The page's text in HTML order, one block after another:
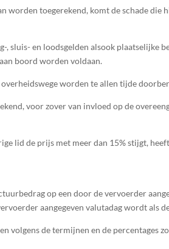
worden toegerekend, komt de schade
, sluis- en loodsgelden alsook
boord worden voldaan.
worden te allen tijde
voor zover van invloed op de
lid de prijs met meer dan 15% stijgt,
op een door de vervoerder
aangegeven valutadag wordt als
de termijnen en de percentages